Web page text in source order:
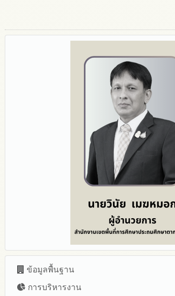
ข้อมูลพื้นฐาน
โครงสร้าง หน้าที่และอำนาจ
การบริหารงาน